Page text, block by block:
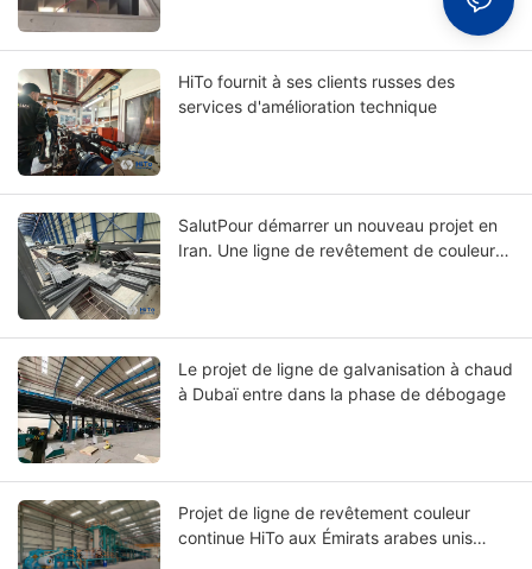
HiTo fournit à ses clients russes des
services d'amélioration technique
SalutPour démarrer un nouveau projet en
Iran. Une ligne de revêtement de couleur
Le projet de ligne de galvanisation à chaud
à Dubaï entre dans la phase de débogage
Projet de ligne de revêtement couleur
continue HiTo aux Émirats arabes unis